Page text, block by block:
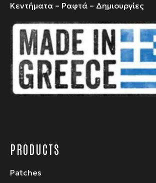
επιλογές
μπορούν
να
επιλεγούν
στη
σελίδα
του
Κεντήματα – Ραφτά – Δημιουργίες
PRODUCTS
Patches